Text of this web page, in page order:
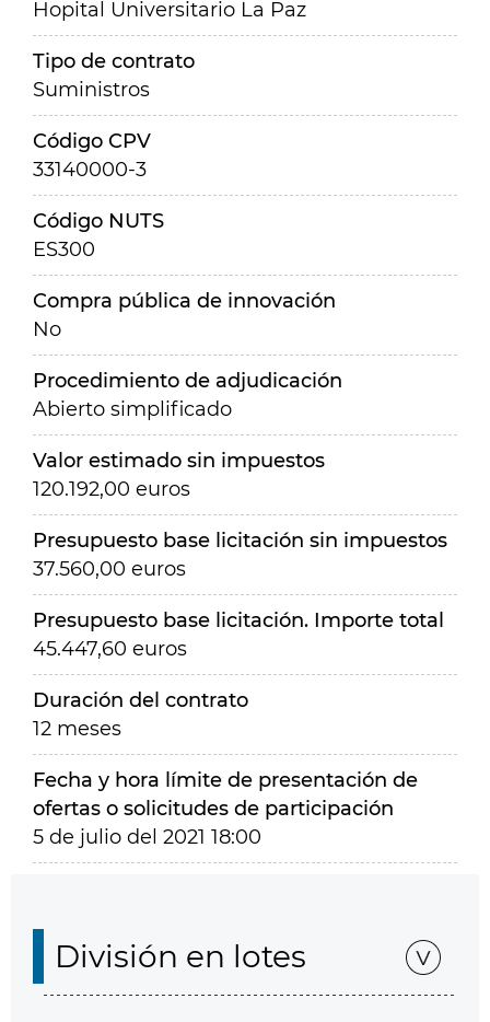
Hopital Universitario La Paz
Tipo de contrato
Suministros
Código CPV
33140000-3
Código NUTS
ES300
Compra pública de innovación
No
Procedimiento de adjudicación
Abierto simplificado
Valor estimado sin impuestos
120.192,00 euros
Presupuesto base licitación sin impuestos
37.560,00 euros
Presupuesto base licitación. Importe total
45.447,60 euros
Duración del contrato
12 meses
Fecha y hora límite de presentación de
ofertas o solicitudes de participación
5 de julio del 2021 18:00
División en lotes